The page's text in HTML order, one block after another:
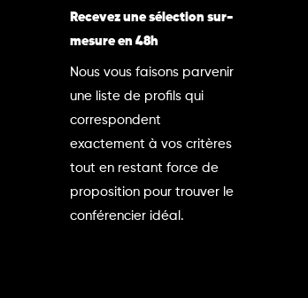
Recevez une sélection sur-
mesure en 48h
Nous vous faisons parvenir
une liste de profils qui
correspondent
exactement à vos critères
tout en restant force de
proposition pour trouver le
conférencier idéal.